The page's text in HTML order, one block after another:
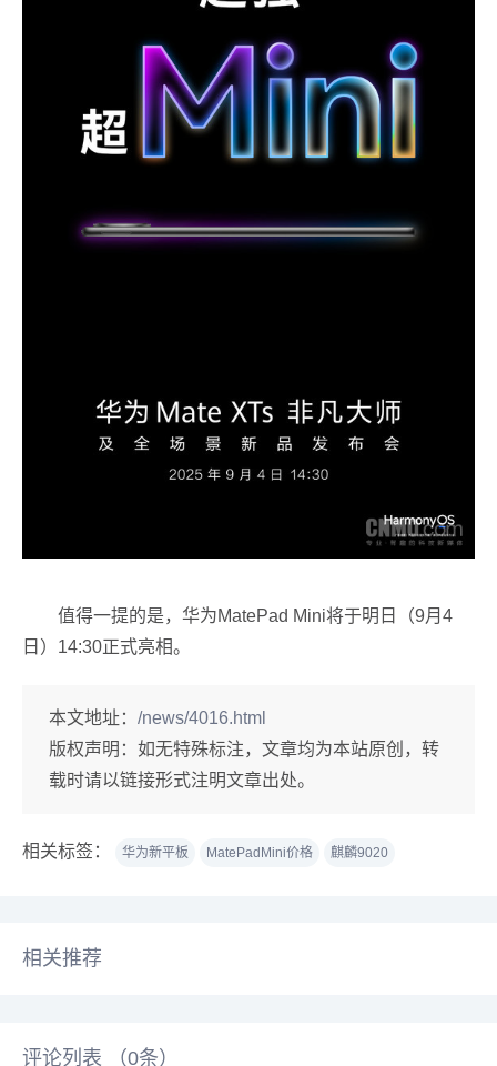
值得一提的是，华为MatePad Mini将于明日（9月4
日）14:30正式亮相。
本文地址： /news/4016.html
版权声明： 如无特殊标注，文章均为本站原创，转
载时请以链接形式注明文章出处。
相关标签： 华为新平板 MatePadMini价格 麒麟9020
相关推荐
评论列表 （0条）